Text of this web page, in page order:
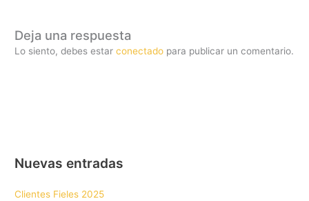
Deja una respuesta
Lo siento, debes estarconectado para publicar un comentario.
Nuevas entradas
Clientes Fieles 2025